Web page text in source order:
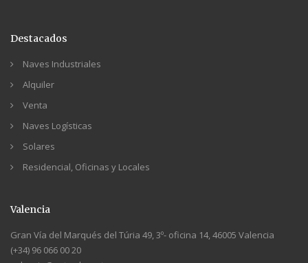
Destacados
Naves Industriales
Alquiler
Venta
Naves Logísticas
Solares
Residencial, Oficinas y Locales
Valencia
Gran Vía del Marqués del Túria 49, 3º- oficina 14, 46005 Valencia
(+34) 96 066 00 20